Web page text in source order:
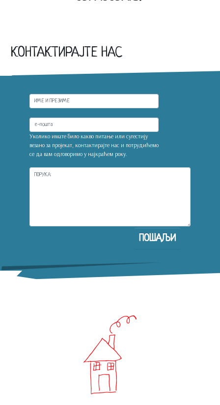
КОНТАКТИРАЈТЕ НАС
Уколико имате било какво питање или сугестију
везано за пројекат, контактирајте нас и потрудићемо
се да вам одговоримо у најкраћем року.